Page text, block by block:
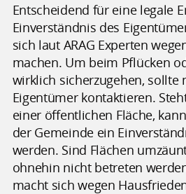
Entscheidend für eine legale
Einverständnis des
sich laut ARAG Experten
machen. Um beim Pflücken
wirklich sicherzugehen, sollte
Eigentümer kontaktieren.
einer öffentlichen Fläche,
der Gemeinde ein
werden. Sind Flächen
ohnehin nicht betreten
macht sich wegen